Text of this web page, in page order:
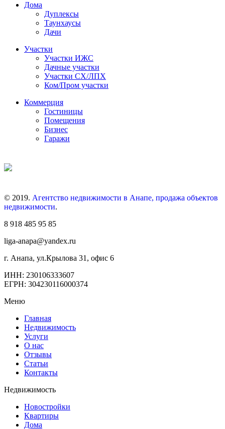
Дома
Дуплексы
Таунхаусы
Дачи
Участки
Участки ИЖС
Дачные участки
Участки СХ/ЛПХ
Ком/Пром участки
Коммерция
Гостиницы
Помещения
Бизнес
Гаражи
© 2019. Агентство недвижимости в Анапе, продажа объектов
недвижимости.
8 918 485 95 85
liga-anapa@yandex.ru
г. Анапа, ул.Крылова 31, офис 6
ИНН: 230106333607
ЕГРН: 304230116000374
Меню
Главная
Недвижимость
Услуги
О нас
Отзывы
Статьи
Контакты
Недвижимость
Новостройки
Квартиры
Дома